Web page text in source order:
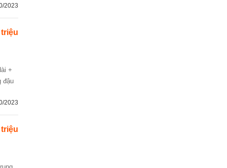
2023
triệu
đậu
2023